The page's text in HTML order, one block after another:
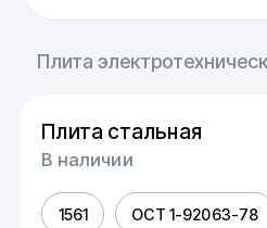
Плита
Плита стальная
В наличии
1561 ОСТ 1-92063-78